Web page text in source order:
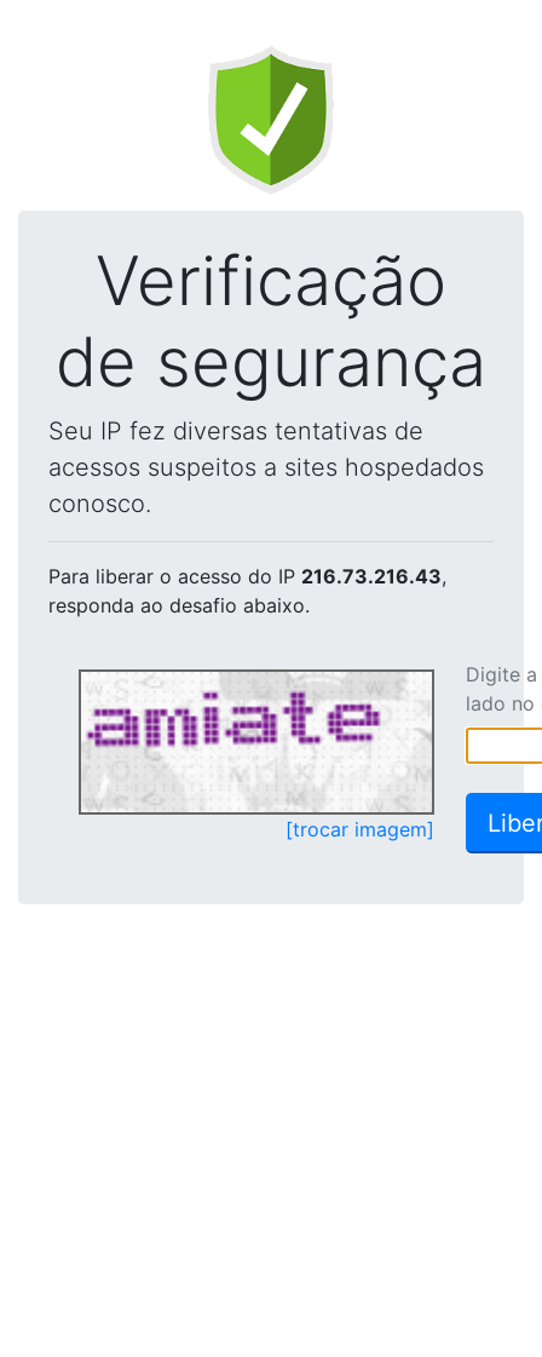
Verificação
de segurança
Seu IP fez diversas tentativas de
acessos suspeitos a sites hospedados
conosco.
Para liberar o acesso do IP 216.73.216.43,
responda ao desafio abaixo.
[trocar imagem]
Digite
lado no